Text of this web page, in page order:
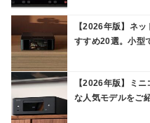
【2026年版】ネ
すすめ20選。小型
【2026年版】ミ
な人気モデルをご